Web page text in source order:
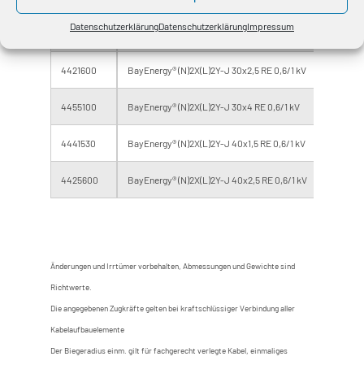
DatenschutzerklärungDatenschutzerklärungImpressum
4441520 BayEnergy® (N)2X(L)2Y-J 30x1,5 RE 0,6/1 kV
4421600 BayEnergy® (N)2X(L)2Y-J 30x2,5 RE 0,6/1 kV
4455100 BayEnergy® (N)2X(L)2Y-J 30x4 RE 0,6/1 kV
4441530 BayEnergy® (N)2X(L)2Y-J 40x1,5 RE 0,6/1 kV
4425600 BayEnergy® (N)2X(L)2Y-J 40x2,5 RE 0,6/1 kV
Änderungen und Irrtümer vorbehalten, Abmessungen und Gewichte sind
Richtwerte.
Die angegebenen Zugkräfte gelten bei kraftschlüssiger Verbindung aller
Kabelaufbauelemente
Der Biegeradius einm. gilt für fachgerecht verlegte Kabel, einmaliges